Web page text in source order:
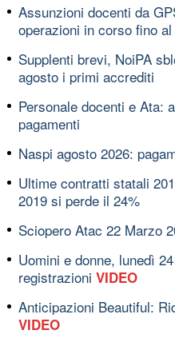
Assunzioni docenti da
operazioni in corso fino
Supplenti brevi, NoiPA
agosto i primi accrediti
Personale docenti e Ata:
pagamenti
Naspi agosto 2026:
Ultime contratti statali
2019 si perde il 24%
Sciopero Atac 22 Marzo
Uomini e donne, lunedì
registrazioni VIDEO
Anticipazioni Beautiful:
VIDEO